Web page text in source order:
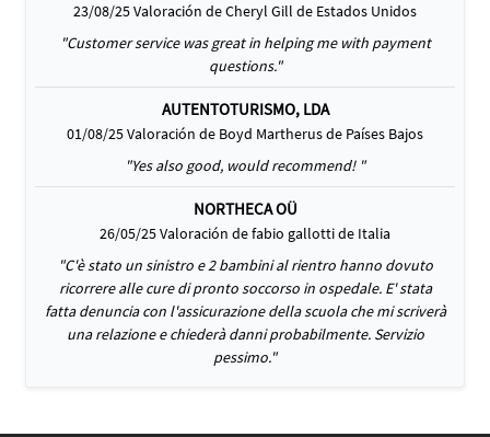
23/08/25 Valoración de Cheryl Gill de Estados Unidos
"Customer service was great in helping me with payment
questions."
AUTENTOTURISMO, LDA
01/08/25 Valoración de Boyd Martherus de Países Bajos
"Yes also good, would recommend! "
NORTHECA OÜ
26/05/25 Valoración de fabio gallotti de Italia
"C'è stato un sinistro e 2 bambini al rientro hanno dovuto
ricorrere alle cure di pronto soccorso in ospedale. E' stata
fatta denuncia con l'assicurazione della scuola che mi scriverà
una relazione e chiederà danni probabilmente. Servizio
pessimo."